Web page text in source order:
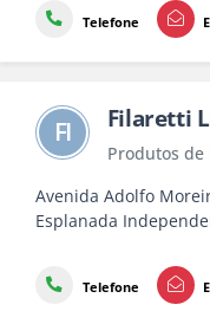
Telefone
FI Filaretti
Produtos de
Avenida Adolfo
Esplanada
Telefone